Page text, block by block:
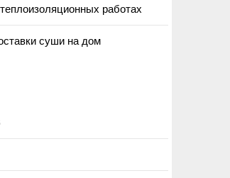
работах
суши на дом